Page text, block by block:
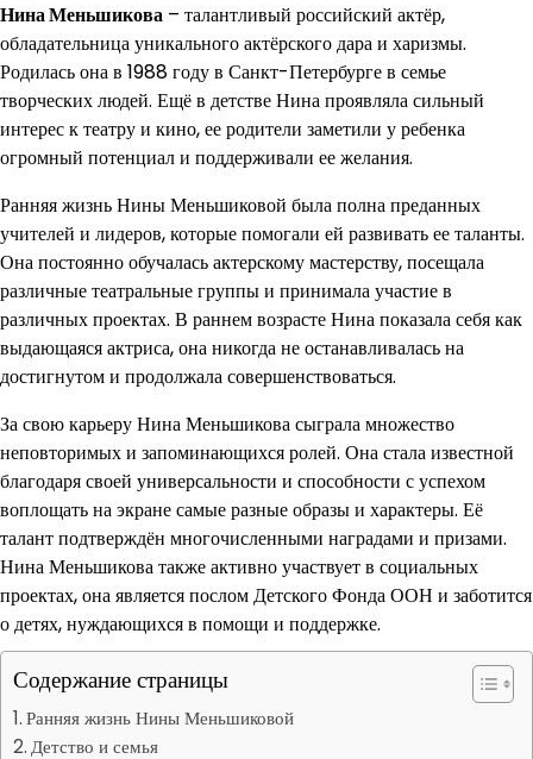
Нина Меньшикова – талантливый российский актёр,
обладательница уникального актёрского дара и харизмы.
Родилась она в 1988 году в Санкт-Петербурге в семье
творческих людей. Ещё в детстве Нина проявляла сильный
интерес к театру и кино, ее родители заметили у ребенка
огромный потенциал и поддерживали ее желания.
Ранняя жизнь Нины Меньшиковой была полна преданных
учителей и лидеров, которые помогали ей развивать ее таланты.
Она постоянно обучалась актерскому мастерству, посещала
различные театральные группы и принимала участие в
различных проектах. В раннем возрасте Нина показала себя как
выдающаяся актриса, она никогда не останавливалась на
достигнутом и продолжала совершенствоваться.
За свою карьеру Нина Меньшикова сыграла множество
неповторимых и запоминающихся ролей. Она стала известной
благодаря своей универсальности и способности с успехом
воплощать на экране самые разные образы и характеры. Её
талант подтверждён многочисленными наградами и призами.
Нина Меньшикова также активно участвует в социальных
проектах, она является послом Детского Фонда ООН и заботится
о детях, нуждающихся в помощи и поддержке.
Содержание страницы
Ранняя жизнь Нины Меньшиковой
Детство и семья